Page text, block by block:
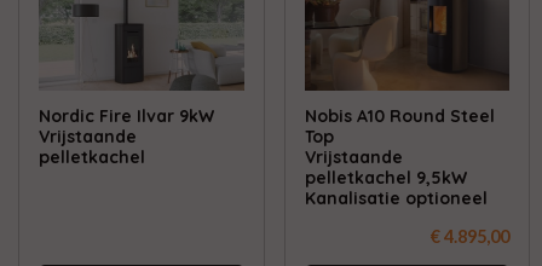
Nordic Fire Ilvar 9kW
Vrijstaande
pelletkachel
Nobis A10 Round Steel
Top
Vrijstaande
pelletkachel 9,5kW
Kanalisatie optioneel
€ 4.895,00